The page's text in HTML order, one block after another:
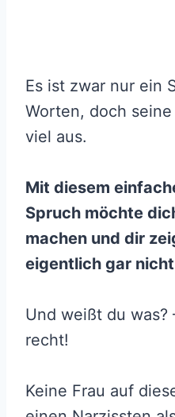
Es ist zwar nur ein
Worten, doch
viel aus.
Mit diesem
Spruch möchte
machen und dir
eigentlich gar
Und weißt du was?
recht!
Keine Frau auf